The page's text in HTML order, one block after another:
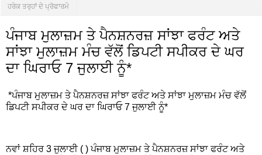
ਹਰੇਕ ਤਰ੍ਹਾਂ ਦੇ ਪ੍ਰੋਫਾਰਮੇ
ਪੰਜਾਬ ਮੁਲਾਜ਼ਮ ਤੇ ਪੈਨਸ਼ਨਰਜ਼ ਸਾਂਝਾ ਫਰੰਟ ਅਤੇ
ਸਾਂਝਾ ਮੁਲਾਜ਼ਮ ਮੰਚ ਵੱਲੋਂ ਡਿਪਟੀ ਸਪੀਕਰ ਦੇ ਘਰ
ਦਾ ਘਿਰਾਓ 7 ਜੁਲਾਈ ਨੂੰ*
*ਪੰਜਾਬ ਮੁਲਾਜ਼ਮ ਤੇ ਪੈਨਸ਼ਨਰਜ਼ ਸਾਂਝਾ ਫਰੰਟ ਅਤੇ ਸਾਂਝਾ ਮੁਲਾਜ਼ਮ ਮੰਚ ਵੱਲੋਂ
ਡਿਪਟੀ ਸਪੀਕਰ ਦੇ ਘਰ ਦਾ ਘਿਰਾਓ 7 ਜੁਲਾਈ ਨੂੰ*
ਨਵਾਂ ਸ਼ਹਿਰ 3 ਜੁਲਾਈ ( ) ਪੰਜਾਬ ਮੁਲਾਜ਼ਮ ਤੇ ਪੈਨਸ਼ਨਰਜ਼ ਸਾਂਝਾ ਫਰੰਟ ਅਤੇ